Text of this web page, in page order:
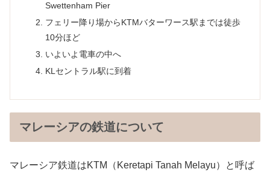
Swettenham Pier
フェリー降り場からKTMバターワース駅までは徒歩
10分ほど
いよいよ電車の中へ
KLセントラル駅に到着
マレーシアの鉄道について
マレーシア鉄道はKTM（Keretapi Tanah Melayu）と呼ば